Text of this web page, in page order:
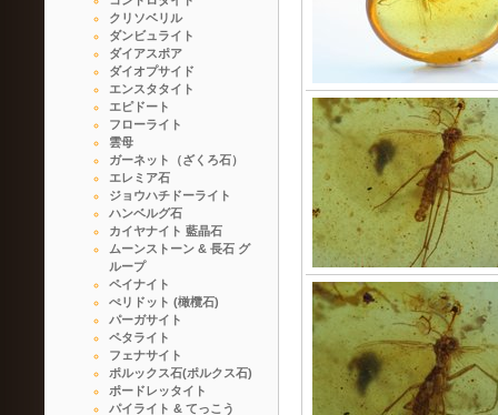
クリソベリル
ダンビュライト
ダイアスポア
ダイオプサイド
エンスタタイト
エピドート
フローライト
雲母
ガーネット（ざくろ石）
エレミア石
ジョウハチドーライト
ハンベルグ石
カイヤナイト 藍晶石
ムーンストーン & 長石 グ
ループ
ペイナイト
ぺリドット (橄欖石)
パーガサイト
ペタライト
フェナサイト
ポルックス石(ポルクス石)
ポードレッタイト
パイライト & てっこう